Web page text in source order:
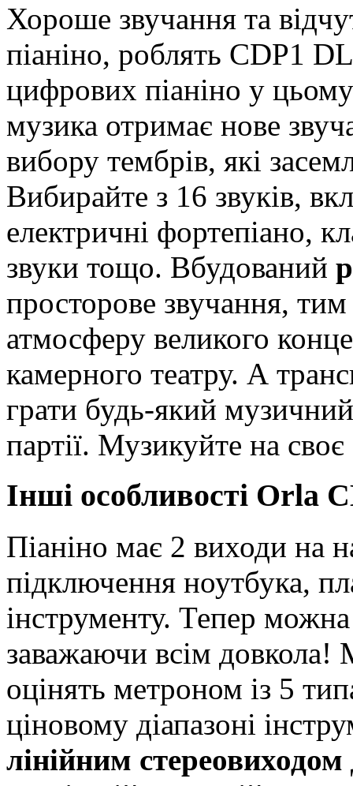
Хороше звучання та
піаніно, роблять CDP1
цифрових піаніно у
музика отримає нове
вибору тембрів, які
Вибирайте з 16 звуків,
електричні фортепіано,
звуки тощо. Вбудований
просторове звучання,
атмосферу великого
камерного театру. А
грати будь-який
партії. Музикуйте на
Інші особливості Orla
Піаніно має 2 виходи на
підключення ноутбука,
інструменту. Тепер
заважаючи всім
оцінять метроном із 5
ціновому діапазоні
лінійним стереовиходом